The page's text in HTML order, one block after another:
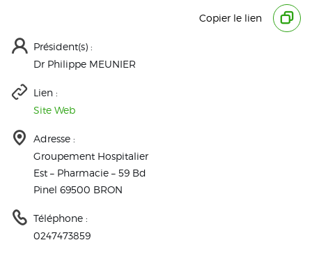
Copier le lien
Président(s) :
Dr Philippe MEUNIER
Lien :
Site Web
Adresse :
Groupement Hospitalier
Est – Pharmacie – 59 Bd
Pinel 69500 BRON
Téléphone :
0247473859